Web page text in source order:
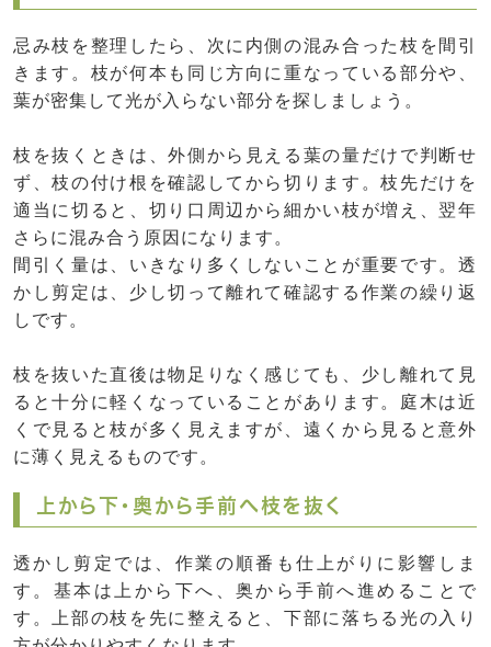
忌み枝を整理したら、次に内側の混み合った枝を間引
きます。枝が何本も同じ方向に重なっている部分や、
葉が密集して光が入らない部分を探しましょう。
枝を抜くときは、外側から見える葉の量だけで判断せ
ず、枝の付け根を確認してから切ります。枝先だけを
適当に切ると、切り口周辺から細かい枝が増え、翌年
さらに混み合う原因になります。
間引く量は、いきなり多くしないことが重要です。透
かし剪定は、少し切って離れて確認する作業の繰り返
しです。
枝を抜いた直後は物足りなく感じても、少し離れて見
ると十分に軽くなっていることがあります。庭木は近
くで見ると枝が多く見えますが、遠くから見ると意外
に薄く見えるものです。
上から下・奥から手前へ枝を抜く
透かし剪定では、作業の順番も仕上がりに影響しま
す。基本は上から下へ、奥から手前へ進めることで
す。上部の枝を先に整えると、下部に落ちる光の入り